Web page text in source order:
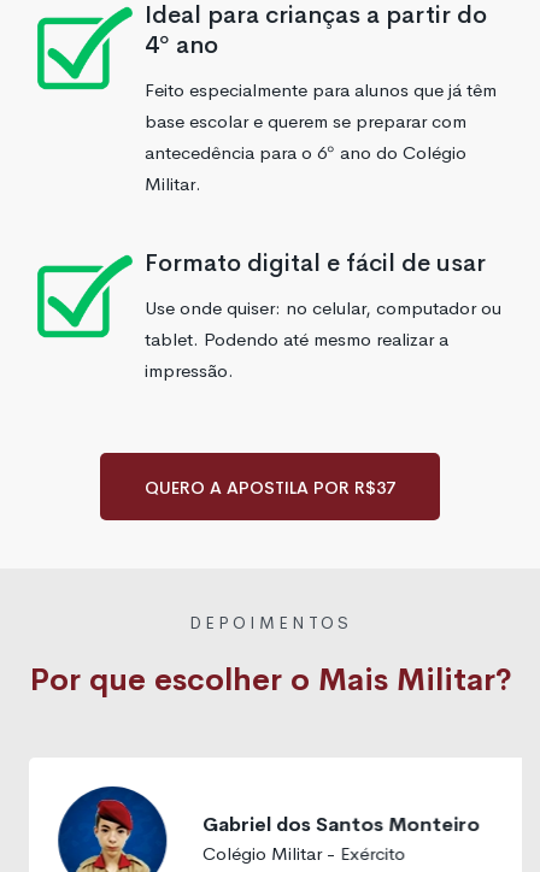
Ideal para crianças a partir do
4º ano
Feito especialmente para alunos que já têm
base escolar e querem se preparar com
antecedência para o 6º ano do Colégio
Militar.
Formato digital e fácil de usar
Use onde quiser: no celular, computador ou
tablet. Podendo até mesmo realizar a
impressão.
QUERO A APOSTILA POR R$37
DEPOIMENTOS
Por que escolher o Mais Militar?
Gabriel dos Santos Monteiro
Colégio Militar - Exército